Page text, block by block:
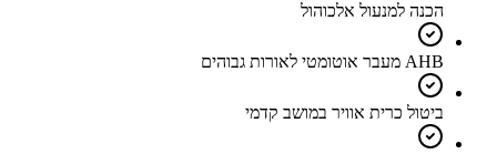
הכנה למנעול אלכוהול
AHB מעבר אוטומטי לאורות גבוהים
ביטול כרית אוויר במושב קדמי